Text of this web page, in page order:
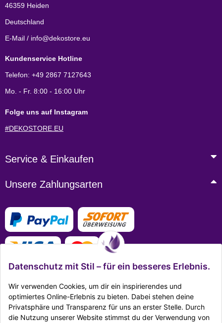
46359 Heiden
Deutschland
E-Mail / info@dekostore.eu
Kundenservice Hotline
Telefon: +49 2867 7127643
Mo. - Fr. 8:00 - 16:00 Uhr
Folge uns auf Instagram
#DEKOSTORE.EU
Service & Einkaufen
Unsere Zahlungsarten
Mehr Infos zu den Zahlungsarten
Datenschutz mit Stil – für ein besseres Erlebnis.
Wir verwenden Cookies, um dir ein inspirierendes und
optimiertes Online-Erlebnis zu bieten. Dabei stehen deine
Privatsphäre und Transparenz für uns an erster Stelle. Durch
die Nutzung unserer Website stimmst du der Verwendung von